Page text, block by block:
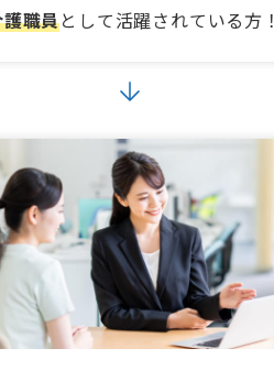
護職員として活躍されている方！